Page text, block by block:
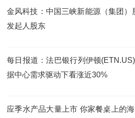
金风科技：中国三峡新能源（集团）
发起人股东
每日报道：法巴银行列伊顿
据中心需求驱动下看涨近30%
应季水产品大量上市 你家餐桌上的